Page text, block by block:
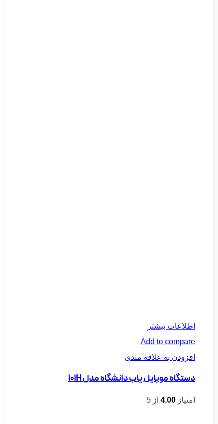
اطلاعات بیشتر
Add to compare
افزودن به علاقه مندی
دستگاه موبایل یاب دانشگاه مدل 101H
امتیاز 4.00 از 5